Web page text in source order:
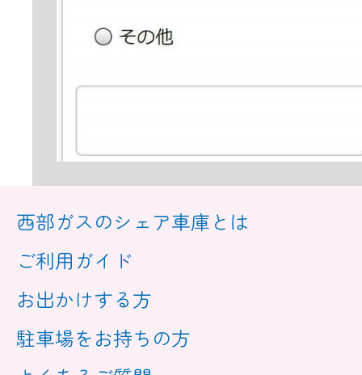
西部ガスのシェア車庫とは
ご利用ガイド
お出かけする方
駐車場をお持ちの方